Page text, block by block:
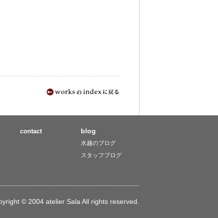
contact blog
水越のブログ
スタッフブログ
© 2004 atelier Sala All rights reserved.